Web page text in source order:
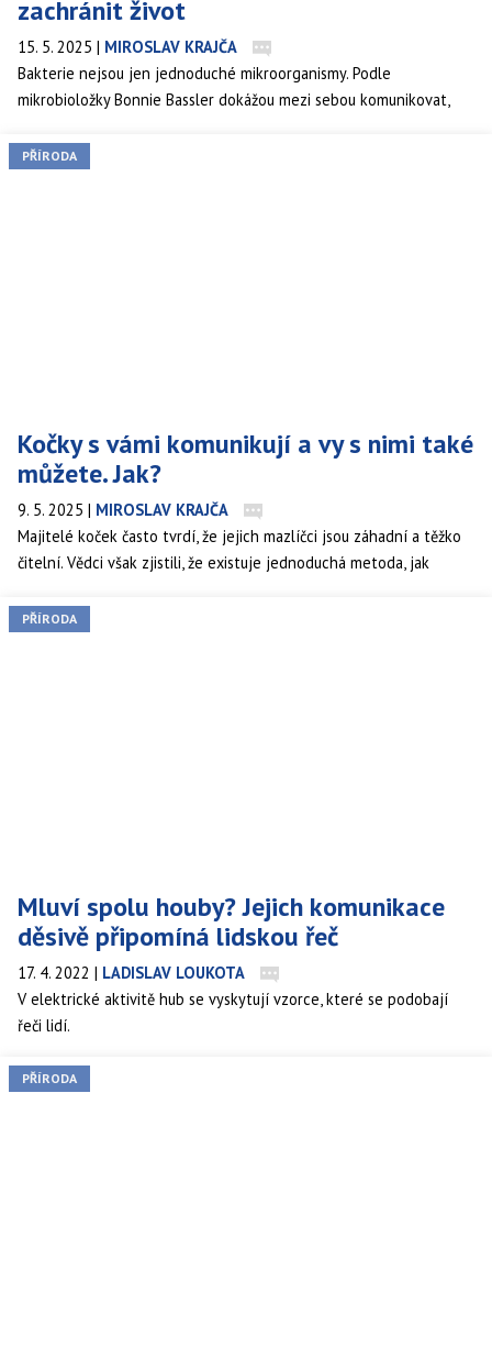
zachránit život
15. 5. 2025 | MIROSLAV KRAJČA
Bakterie nejsou jen jednoduché mikroorganismy. Podle
mikrobioložky Bonnie Bassler dokážou mezi sebou komunikovat,
vznik infekcí. Nový výzkum ukazuje, že bakterie mají vlastní jazyk,
PŘÍRODA
Kočky s vámi komunikují a vy s nimi také
můžete. Jak?
9. 5. 2025 | MIROSLAV KRAJČA
Majitelé koček často tvrdí, že jejich mazlíčci jsou záhadní a těžko
čitelní. Vědci však zjistili, že existuje jednoduchá metoda, jak
Tato drobná neverbální technika může zlepšit vztah mezi
PŘÍRODA
Mluví spolu houby? Jejich komunikace
děsivě připomíná lidskou řeč
17. 4. 2022 | LADISLAV LOUKOTA
V elektrické aktivitě hub se vyskytují vzorce, které se podobají
řeči lidí.
PŘÍRODA